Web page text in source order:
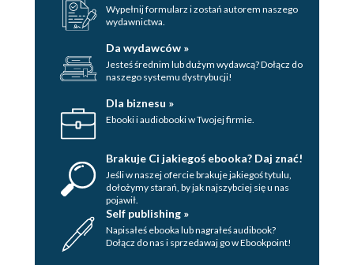
Wypełnij formularz i zostań autorem naszego
wydawnictwa.
Da wydawców »
Jesteś średnim lub dużym wydawcą? Dołącz do
naszego systemu dystrybucji!
Dla biznesu »
Ebooki i audiobooki w Twojej firmie.
Brakuje Ci jakiegoś ebooka? Daj znać!
Jeśli w naszej ofercie brakuje jakiegoś tytulu,
dołożymy starań, by jak najszybciej się u nas
pojawił.
Self publishing »
Napisałeś ebooka lub nagrałeś audibook?
Dołącz do nas i sprzedawaj go w Ebookpoint!